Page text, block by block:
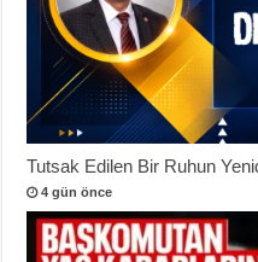
Tutsak Edilen Bir Ruhun
4 gün önce